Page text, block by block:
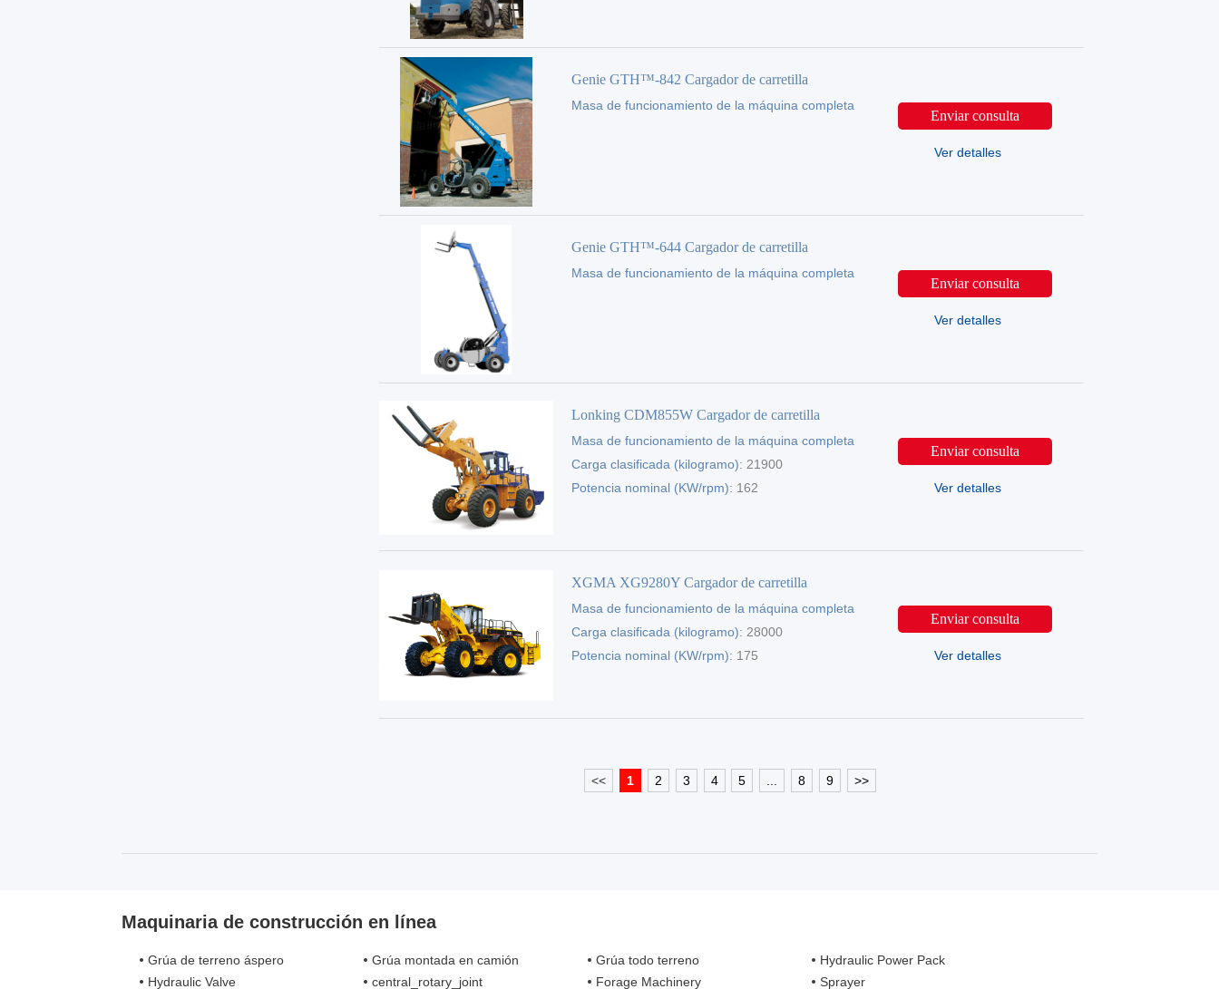
Genie GTH™-842 Cargador de carretilla
elevadora
Masa de funcionamiento de la máquina completa
Enviar consulta
Ver detalles
Genie GTH™-644 Cargador de carretilla
elevadora
Masa de funcionamiento de la máquina completa
Enviar consulta
Ver detalles
Lonking CDM855W Cargador de carretilla
elevadora
Masa de funcionamiento de la máquina completa
(kg):22000
Carga clasificada (kilogramo): 21900
Potencia nominal (KW/rpm): 162
Enviar consulta
Ver detalles
XGMA XG9280Y Cargador de carretilla
elevadora
Masa de funcionamiento de la máquina completa
(kg):30000
Carga clasificada (kilogramo): 28000
Potencia nominal (KW/rpm): 175
Enviar consulta
Ver detalles
<< 1 2 3 4 5 8 9 >>
Maquinaria de construcción en línea
Grúa de terreno áspero Grúa montada en camión Grúa todo terreno
Hydraulic Power Pack
Hydraulic Valve
central_rotary_joint Forage Machinery Sprayer